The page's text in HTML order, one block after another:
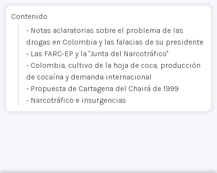
Contenido
- Notas aclaratorias sobre el problema de las
drogas en Colombia y las falacias de su presidente
- Las FARC-EP y la "Junta del Narcotráfico"
- Colombia, cultivo de la hoja de coca, producción
de cocaína y demanda internacional
- Propuesta de Cartagena del Chairá de 1999
- Narcotráfico e insurgencias